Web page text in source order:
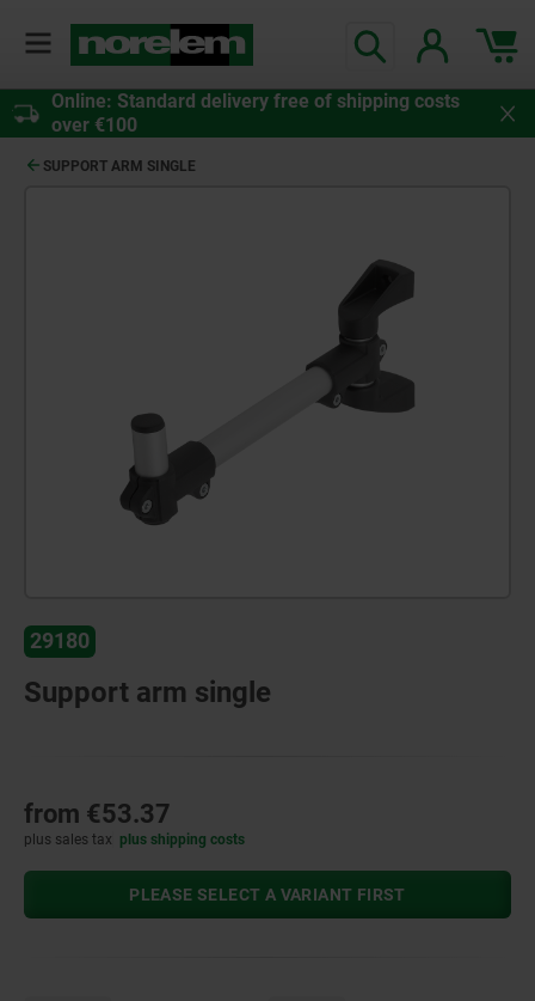
Online: Standard delivery free of shipping costs
over €100
SUPPORT ARM SINGLE
29180
Support arm single
from €53.37
plus sales tax plus shipping costs
PLEASE SELECT A VARIANT FIRST